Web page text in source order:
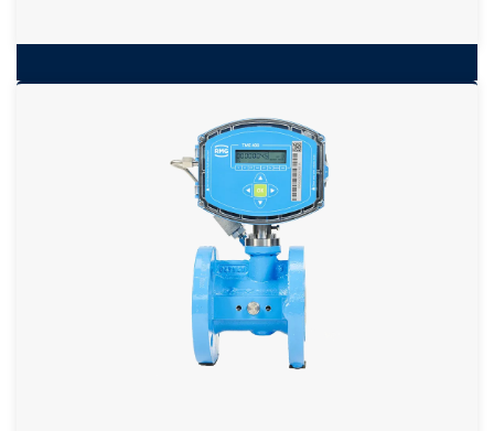
TME 400VM von RMG
Turbinenrad-Gaszähler mit elektronischem Zählwerk
Anzeige von Volumen und Durchfluss
Batteriebetrieb (6 Jahre), externe Versorgung optional
Serielle Schnittstelle (Modbus)
weitere Informationen